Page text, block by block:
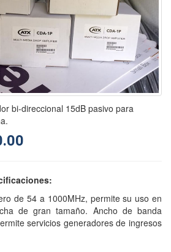
bi-direccional 15dB pasivo para
de 54 a 1000MHz, permite su uso en
de gran tamaño. Ancho de banda
servicios generadores de ingresos